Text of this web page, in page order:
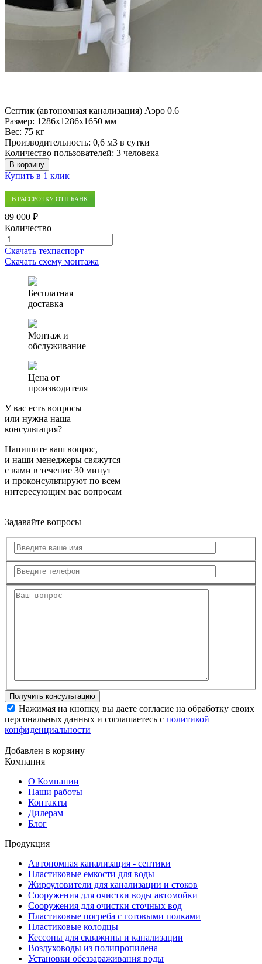
Септик (автономная канализация) Аэро 0.6
Размер: 1286x1286x1650 мм
Вес: 75 кг
Производительность: 0,6 м3 в сутки
Количество пользователей: 3 человека
В корзину
Купить в 1 клик
В РАССРОЧКУ ОТП БАНК
89 000 ₽
Количество
Количество
товара
Септик
канализация)
Скачать техпаспорт
Скачать схему монтажа
Бесплатная
доставка
Монтаж и
обслуживание
Цена от
производителя
У вас есть вопросы
или нужна наша
консультация?
Напишите ваш вопрос,
и наши менеджеры свяжутся
с вами в течение 30 минут
и проконсультируют по всем
интересующим вас вопросам
Задавайте вопросы
Нажимая на кнопку, вы даете согласие на обработку своих
персональных данных и соглашаетесь с политикой
конфиденциальности
Добавлен в корзину
Компания
О Компании
Наши работы
Контакты
Дилерам
Блог
Продукция
Автономная канализация - септики
Пластиковые емкости для воды
Жироуловители для канализации и стоков
Сооружения для очистки воды автомойки
Сооружения для очистки сточных вод
Пластиковые погреба с готовыми полками
Пластиковые колодцы
Кессоны для скважины и канализации
Воздуховоды из полипропилена
Установки обеззараживания воды